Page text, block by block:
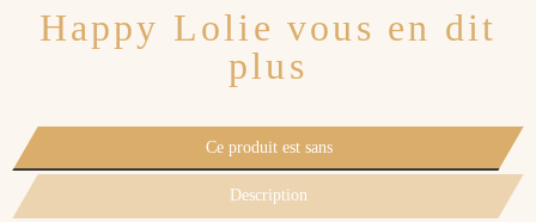
Happy Lolie vous en dit
plus
Ce produit est sans
Description